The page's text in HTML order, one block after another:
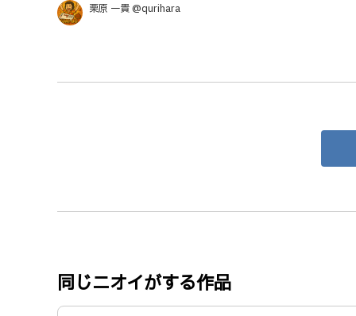
栗原 一貴 @qurihara
同じニオイがする作品